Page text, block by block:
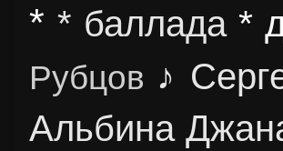
* * баллада *
Рубцов ♪
Альбина